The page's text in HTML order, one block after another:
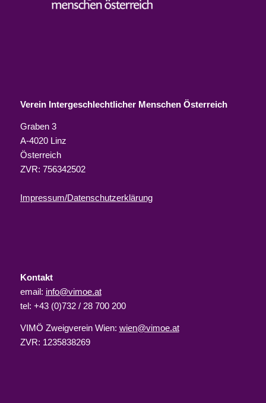
Verein Intergeschlechtlicher Menschen Österreich
Graben 3
A-4020 Linz
Österreich
ZVR: 756342502
Impressum/Datenschutzerklärung
Kontakt
email: info@vimoe.at
tel: +43 (0)732 / 28 700 200
VIMÖ Zweigverein Wien: wien@vimoe.at
ZVR: 1235838269